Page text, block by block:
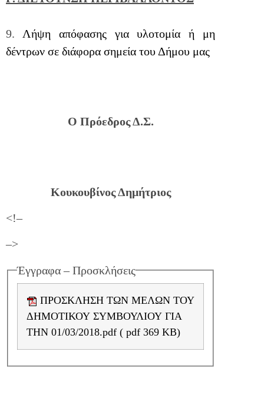
9. Λήψη απόφασης για υλοτομία ή μη
δέντρων σε διάφορα σημεία του Δήμου μας
Ο Πρόεδρος Δ.Σ.
Κουκουβίνος Δημήτριος
<!–
–>
Έγγραφα – Προσκλήσεις
ΔΗΜΟΤΙΚΟΥ ΣΥΜΒΟΥΛΙΟΥ ΓΙΑ
ΤΗΝ 01/03/2018.pdf ( pdf 369 KB)